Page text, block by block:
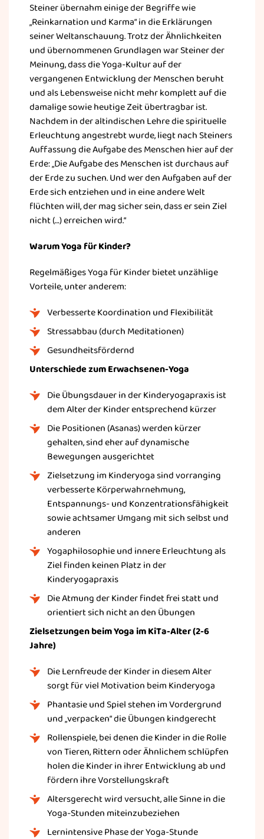
Steiner übernahm einige der Begriffe wie
„Reinkarnation und Karma“ in die Erklärungen
seiner Weltanschauung. Trotz der Ähnlichkeiten
und übernommenen Grundlagen war Steiner der
Meinung, dass die Yoga-Kultur auf der
vergangenen Entwicklung der Menschen beruht
und als Lebensweise nicht mehr komplett auf die
damalige sowie heutige Zeit übertragbar ist.
Nachdem in der altindischen Lehre die spirituelle
Erleuchtung angestrebt wurde, liegt nach Steiners
Auffassung die Aufgabe des Menschen hier auf der
Erde: „Die Aufgabe des Menschen ist durchaus auf
der Erde zu suchen. Und wer den Aufgaben auf der
Erde sich entziehen und in eine andere Welt
flüchten will, der mag sicher sein, dass er sein Ziel
nicht (…) erreichen wird.“
Warum Yoga für Kinder?
Regelmäßiges Yoga für Kinder bietet unzählige
Vorteile, unter anderem:
Verbesserte Koordination und Flexibilität
Stressabbau (durch Meditationen)
Gesundheitsfördernd
Unterschiede zum Erwachsenen-Yoga
Die Übungsdauer in der Kinderyogapraxis ist
dem Alter der Kinder entsprechend kürzer
Die Positionen (Asanas) werden kürzer
gehalten, sind eher auf dynamische
Bewegungen ausgerichtet
Zielsetzung im Kinderyoga sind vorranging
verbesserte Körperwahrnehmung,
Entspannungs- und Konzentrationsfähigkeit
sowie achtsamer Umgang mit sich selbst und
anderen
Yogaphilosophie und innere Erleuchtung als
Ziel finden keinen Platz in der
Kinderyogapraxis
Die Atmung der Kinder findet frei statt und
orientiert sich nicht an den Übungen
Zielsetzungen beim Yoga im KiTa-Alter (2-6
Jahre)
Die Lernfreude der Kinder in diesem Alter
sorgt für viel Motivation beim Kinderyoga
Phantasie und Spiel stehen im Vordergrund
und „verpacken“ die Übungen kindgerecht
Rollenspiele, bei denen die Kinder in die Rolle
von Tieren, Rittern oder Ähnlichem schlüpfen
holen die Kinder in ihrer Entwicklung ab und
fördern ihre Vorstellungskraft
Altersgerecht wird versucht, alle Sinne in die
Yoga-Stunden miteinzubeziehen
Lernintensive Phase der Yoga-Stunde